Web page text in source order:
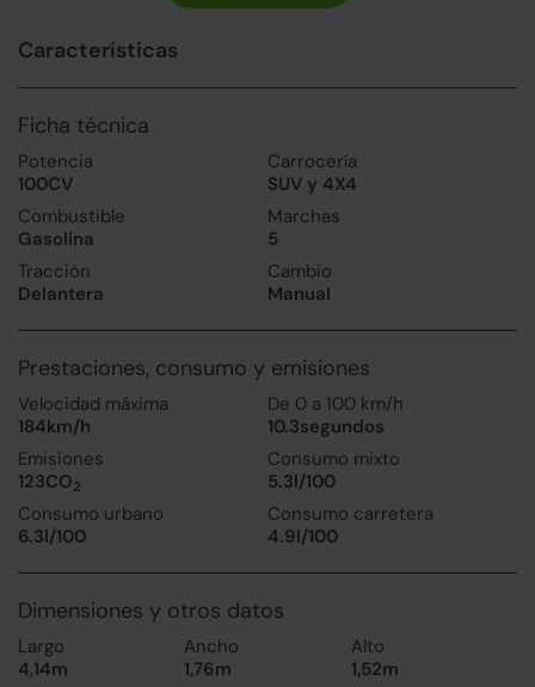
Características
Ficha técnica
Potencia
100CV
Carrocería
SUV y 4X4
Combustible
Gasolina
Marchas
5
Tracción
Delantera
Cambio
Manual
Prestaciones, consumo y emisiones
Velocidad máxima
184km/h
De 0 a 100 km/h
10.3segundos
Emisiones
123CO2
Consumo mixto
5.3l/100
Consumo urbano
6.3l/100
Consumo carretera
4.9l/100
Dimensiones y otros datos
Largo
4,14m
Ancho
1,76m
Alto
1,52m